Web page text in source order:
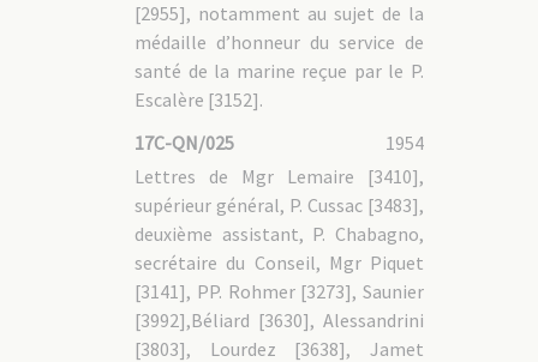
[2955], notamment au sujet de la
médaille d’honneur du service de
santé de la marine reçue par le P.
Escalère [3152].
17C-QN/025
1954
Lettres de Mgr Lemaire [3410],
supérieur général, P. Cussac [3483],
deuxième assistant, P. Chabagno,
secrétaire du Conseil, Mgr Piquet
[3141], PP. Rohmer [3273], Saunier
[3992],Béliard [3630], Alessandrini
[3803], Lourdez [3638], Jamet